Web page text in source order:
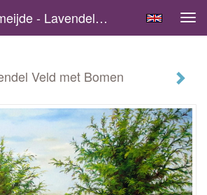
Catharina Van Ameijde - Lavendel Veld Met Bomen
Veld met Bomen